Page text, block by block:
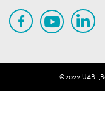
©️️️️️2022 UAB